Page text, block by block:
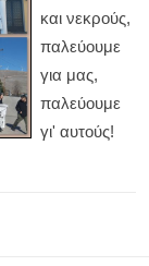
και νεκρούς,
παλεύουμε
για μας,
παλεύουμε
γι' αυτούς!